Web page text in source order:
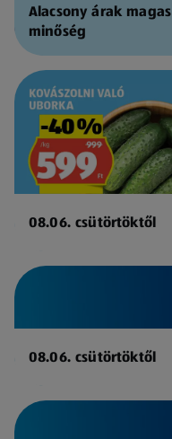
Alacsony árak magas
minőség
08.06. csütörtöktől
08.06. csütörtöktől